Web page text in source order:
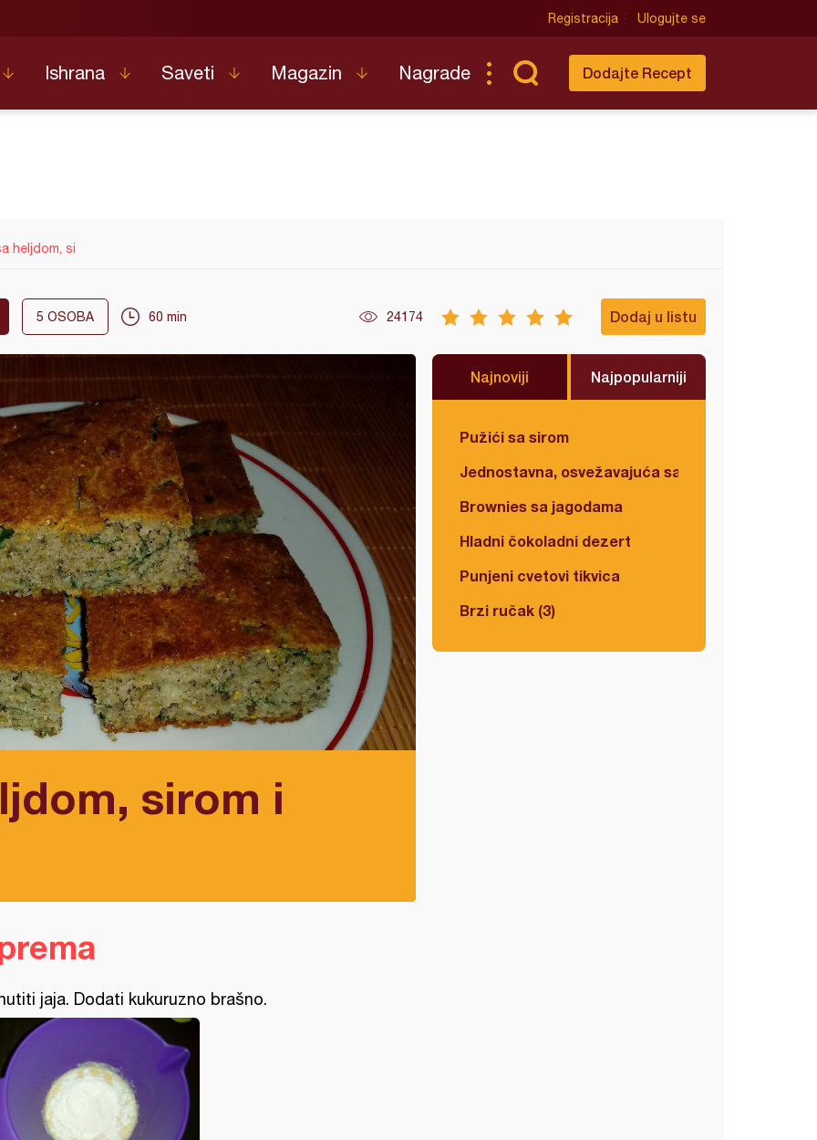
Registracija Ulogujte se
Ishrana Saveti Magazin Nagrade Dodajte Recept
heljdom, si
5 OSOBA 60 min 24174 Dodaj u listu
sirom i
Najnoviji Najpopularniji
Pužići sa sirom
Jednostavna, osvežavajuća salata
Brownies sa jagodama
Hladni čokoladni dezert
Punjeni cvetovi tikvica
Brzi ručak (3)
jaja. Dodati kukuruzno brašno.